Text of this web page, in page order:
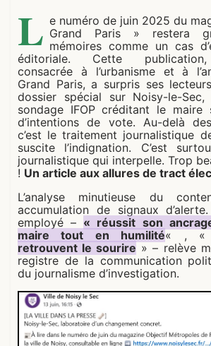
L e numéro de juin 2025 du
Grand Paris » restera
mémoires comme un cas
éditoriale. Cette publication,
consacrée à l’urbanisme et à
Grand Paris, a surpris ses
dossier spécial sur Noisy-le-Sec,
sondage IFOP créditant le maire
d’intentions de vote. Au-delà
c’est le traitement journalistique
suscite l’indignation. C’est
journalistique qui interpelle. Trop
! Un article aux allures de tract
L’analyse minutieuse du
accumulation de signaux
employé – « réussit son
maire tout en humilité« , «
retrouvent le sourire » – relève
registre de la communication
du journalisme d’investigation.